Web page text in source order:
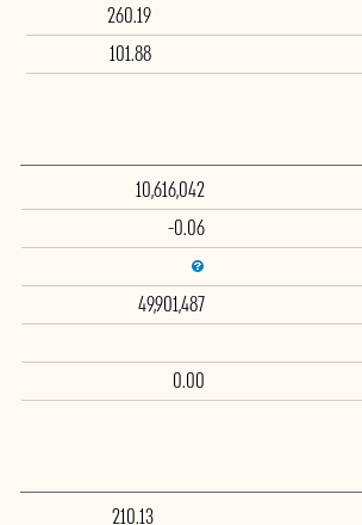
260.19
101.88
10,616,042
-0.06
49,901,487
0.00
210.13